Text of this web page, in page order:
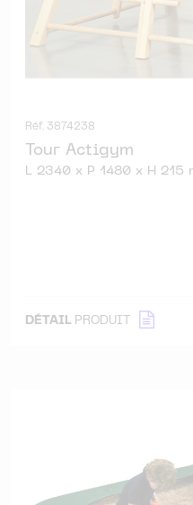
Réf. 3874238
Tour Actigym
L 2340 x P 1480 x H 215
DÉTAIL PRODUIT